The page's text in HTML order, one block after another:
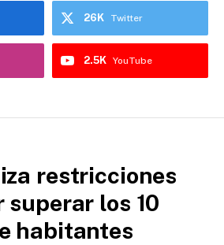
Twitter
26K
YouTube
2.5K
restricciones
los 10
habitantes